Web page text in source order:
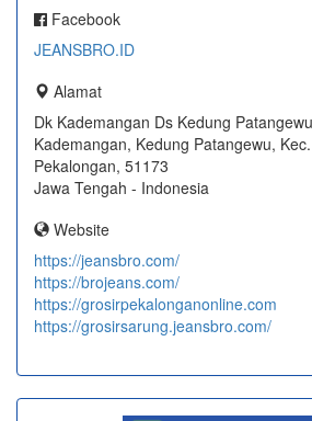
Facebook
JEANSBRO.ID
Alamat
Dk Kademangan Ds Kedung
Kademangan, Kedung Patangewu,
Pekalongan, 51173
Jawa Tengah - Indonesia
Website
https://jeansbro.com/
https://brojeans.com/
https://grosirpekalonganonline.com
https://grosirsarung.jeansbro.com/